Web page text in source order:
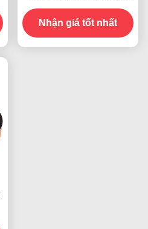
chống ẩm và độ bền 2.5N
/ 25mm
Nhận giá tốt nhất